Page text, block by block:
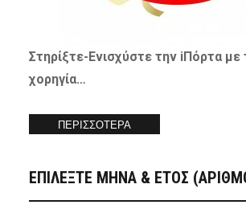
Στηρίξτε-Ενισχύστετην iΠόρτα με
χορηγία…
ΠΕΡΙΣΣΟΤΕΡΑ
ΕΠΙΛΕΞΤΕ ΜΗΝΑ & ΕΤΟΣ